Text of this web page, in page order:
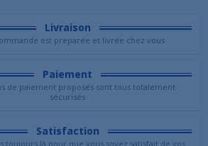
Livraison
est preparée et livrée chez vous
Paiement
de paiement proposés sont tous totalement
sécurisés
Satisfaction
toujours là pour que vous soyez satisfait de vos